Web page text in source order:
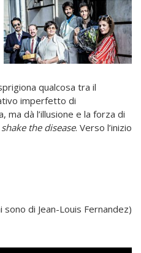
qualcosa tra il
imperfetto di
ma dà l’illusione e la forza di
shake the disease. Verso l’inizio
di Jean-Louis Fernandez)